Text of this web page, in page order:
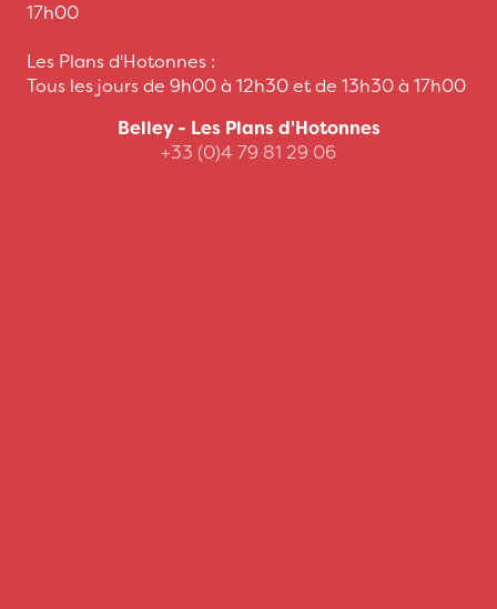
17h00
Les Plans d'Hotonnes :
Tous les jours de 9h00 à 12h30 et de 13h30 à 17h00
Belley - Les Plans d'Hotonnes
+33 (0)4 79 81 29 06